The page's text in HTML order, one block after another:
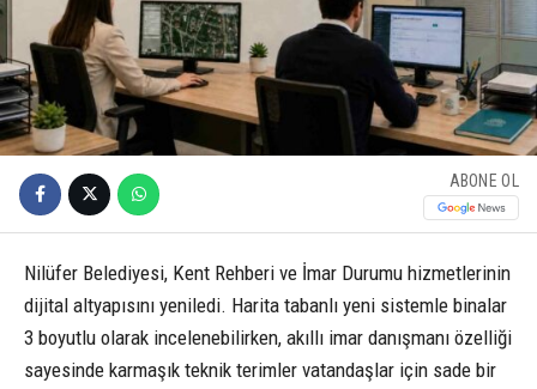
ABONE OL
Nilüfer Belediyesi, Kent Rehberi ve İmar Durumu hizmetlerinin
dijital altyapısını yeniledi. Harita tabanlı yeni sistemle binalar
3 boyutlu olarak incelenebilirken, akıllı imar danışmanı özelliği
sayesinde karmaşık teknik terimler vatandaşlar için sade bir